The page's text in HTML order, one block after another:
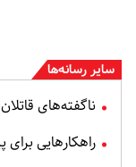
سایر رسانه‌ها
ناگفته‌های
راهکارهایی برای